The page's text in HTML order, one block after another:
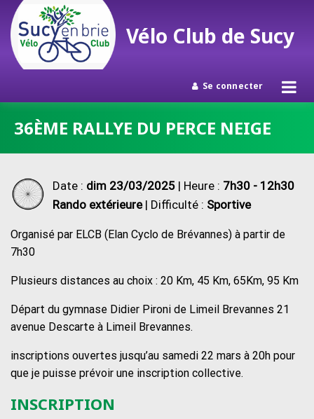
Passer
contenu
Vélo Club de Sucy
Se connecter
36ÈME RALLYE DU PERCE NEIGE
Date : dim 23/03/2025 | Heure : 7h30 - 12h30
Rando extérieure| Difficulté : Sportive
Organisé par ELCB (Elan Cyclo de Brévannes) à partir de
7h30
Plusieurs distances au choix : 20 Km, 45 Km, 65Km, 95 Km
Départ du gymnase Didier Pironi de Limeil Brevannes 21
avenue Descarte à Limeil Brevannes.
inscriptions ouvertes jusqu’au samedi 22 mars à 20h pour
que je puisse prévoir une inscription collective.
INSCRIPTION